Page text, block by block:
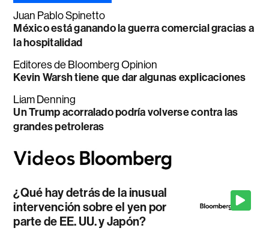
Juan Pablo Spinetto
México está ganando la guerra comercial gracias a
la hospitalidad
Editores de Bloomberg Opinion
Kevin Warsh tiene que dar algunas explicaciones
Liam Denning
Un Trump acorralado podría volverse contra las
grandes petroleras
¿Qué hay detrás de la inusual
intervención sobre el yen por
parte de EE. UU. y Japón?